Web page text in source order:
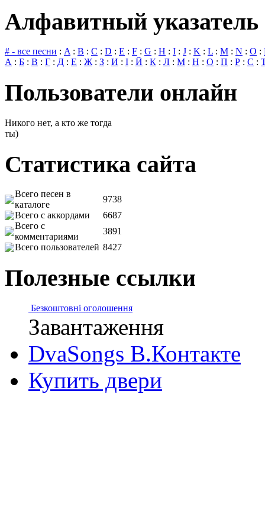
Алфавитный указатель
# - все песни : A: B : C : D : E : F : G : H : I : J : K : L : M : N : O :
А : Б : В : Г : Д : Е : Ж: З : И : І : Й : К : Л : М : Н : О : П : Р : С :
Пользователи онлайн
Никого нет, а кто же тогда
ты)
Статистика сайта
Всего песен в
каталоге
9738
Всего с аккордами
6687
Всего с
комментариями
3891
Всего пользователей 8427
Полезные ссылки
Безкоштовні оголошення
Завантаження
DvaSongs В.Контакте
Купить двери